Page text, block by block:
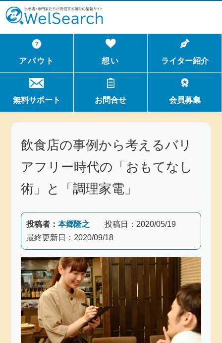
WelSerch
アバウト 想い ライター紹介
無料サポート お問合せ 会員募集
飲食店の事例から考えるバリ
アフリー時代の「おもてなし
術」と「調理家電」
投稿者：本郷隆之 投稿日： 2020/05/19
最終更新日： 2020/09/18